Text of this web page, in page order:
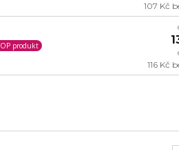
107 Kč
produkt
116 Kč